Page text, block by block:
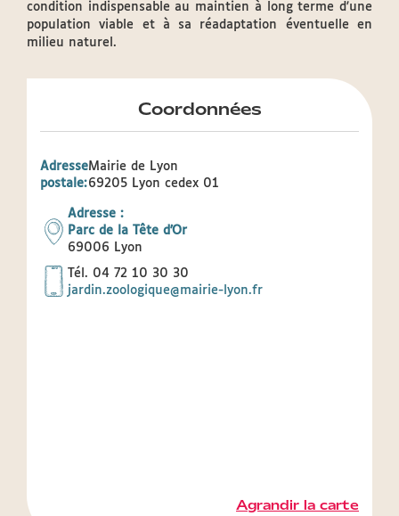
condition indispensable au maintien à long terme d'une
population viable et à sa réadaptation éventuelle en
milieu naturel.
Coordonnées
Adresse
postale:
Mairie de Lyon
69205 Lyon cedex 01
Adresse :
Parc de la Tête d'Or
69006
Lyon
Tél. 04 72 10 30 30
jardin.zoologique@mairie-lyon.fr
Agrandir la carte